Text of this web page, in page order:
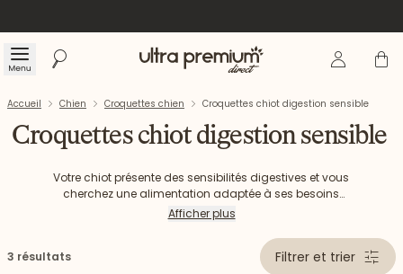
Menu Rechercher Accueil Se Panier
Accueil Chien Croquettes chien Croquettes chiot digestion sensible
Croquettes chiot digestion sensible
Votre chiot présente des sensibilités digestives et vous
cherchez une alimentation adaptée à ses besoins
spécifiques ? Nous avons développé des croquettes
sensible, fabriquées sans céréales avec des ingrédients
hautement digestibles.
Afficher plus
3 résultats Filtrer et trier